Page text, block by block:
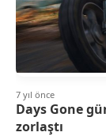
7 yıl önce
Days Gone
zorlaştı